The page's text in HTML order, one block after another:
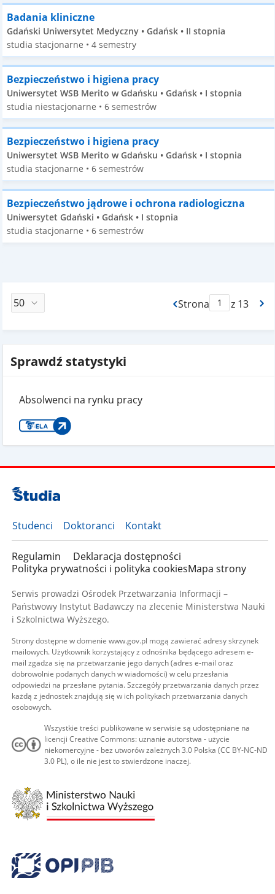
Badania kliniczne
Gdański Uniwersytet Medyczny • Gdańsk • II stopnia
studia stacjonarne • 4 semestry
Bezpieczeństwo i higiena pracy
Uniwersytet WSB Merito w Gdańsku • Gdańsk • I stopnia
studia niestacjonarne • 6 semestrów
Bezpieczeństwo i higiena pracy
Uniwersytet WSB Merito w Gdańsku • Gdańsk • I stopnia
studia stacjonarne • 6 semestrów
Bezpieczeństwo jądrowe i ochrona radiologiczna
Uniwersytet Gdański • Gdańsk • I stopnia
studia stacjonarne • 6 semestrów
Strona
Max Stronaz 13
Sprawdź statystyki
Absolwenci na rynku pracy
Studenci Doktoranci Kontakt
Regulamin
Deklaracja dostępności
Polityka prywatności i polityka cookiesMapa strony
Serwis prowadzi Ośrodek Przetwarzania Informacji –
Państwowy Instytut Badawczy na zlecenie Ministerstwa Nauki
i Szkolnictwa Wyższego.
Strony dostępne w domenie www.gov.pl mogą zawierać adresy skrzynek
mailowych. Użytkownik korzystający z odnośnika będącego adresem e-
mail zgadza się na przetwarzanie jego danych (adres e-mail oraz
dobrowolnie podanych danych w wiadomości) w celu przesłania
odpowiedzi na przesłane pytania. Szczegóły przetwarzania danych przez
każdą z jednostek znajdują się w ich politykach przetwarzania danych
osobowych.
Wszystkie treści publikowane w serwisie są udostępniane na
licencji Creative Commons: uznanie autorstwa - użycie
niekomercyjne - bez utworów zależnych 3.0 Polska (CC BY-NC-ND
3.0 PL), o ile nie jest to stwierdzone inaczej.